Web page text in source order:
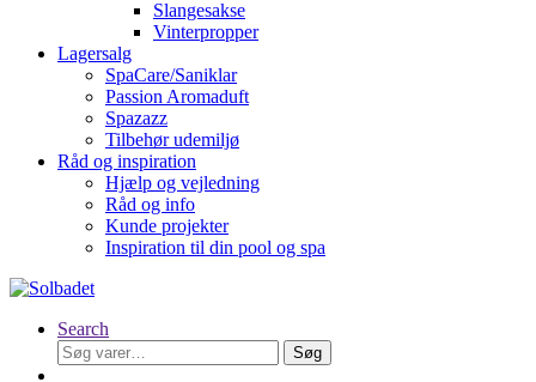
Slangesakse
Vinterpropper
Lagersalg
SpaCare/Saniklar
Passion Aromaduft
Spazazz
Tilbehør udemiljø
Råd og inspiration
Hjælp og vejledning
Råd og info
Kunde projekter
Inspiration til din pool og spa
Search
Søg
efter:
Søg